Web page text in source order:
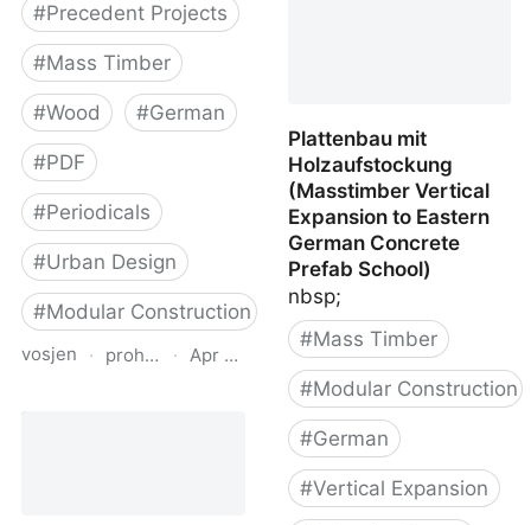
#Precedent Projects
#Mass Timber
#Wood #German
#PDF
#Periodicals
#Urban Design
#Modular Construction
vosjen · proholz.at
· Apr 16, 2026
Plattenbau mit
Holzaufstockung
(Masstimber Vertical
Expansion to Eastern
German Concrete
Prefab School)
nbsp;
#Mass Timber
#Modular Construction
#German
#Vertical Expansion